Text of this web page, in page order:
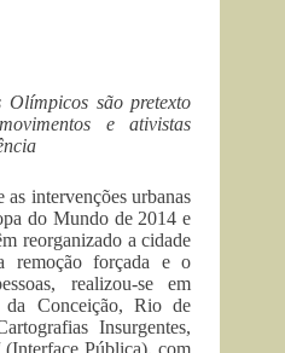
Olímpicos são pretexto
e ativistas
as intervenções urbanas
do Mundo de 2014 e
reorganizado a cidade
remoção forçada e o
realizou-se em
Conceição, Rio de
Insurgentes,
Pública), com